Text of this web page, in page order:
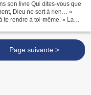
son livre Qui dites-vous que
Dieu ne sert à rien… »
te rendre à toi-même. » La
Page suivante >